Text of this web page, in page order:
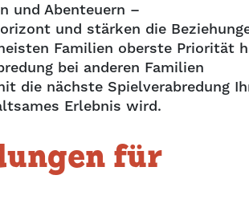
und Abenteuern –
und stärken die
Familien oberste Priorität
bei anderen Familien
die nächste Spielverabredung
Erlebnis wird.
für